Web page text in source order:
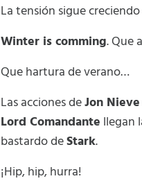
La tensión sigue
Winter is comming. Que
Que hartura de verano…
Las acciones deJon Nieve
Lord Comandante llegan
bastardo deStark.
¡Hip, hip, hurra!